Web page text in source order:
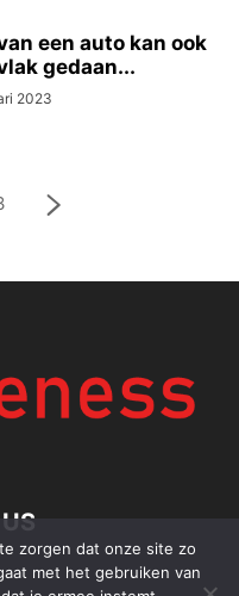
een auto kan ook
gedaan...
2023
zorgen dat onze site zo
met het gebruiken van